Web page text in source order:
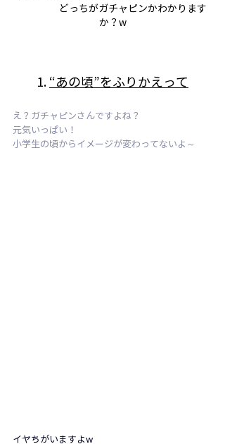
どっちがガチャピンかわかります
か？w
1. “あの頃”をふりかえって
え？ガチャピンさんですよね？
元気いっぱい！
小学生の頃からイメージが変わってないよ～
イヤちがいますよw